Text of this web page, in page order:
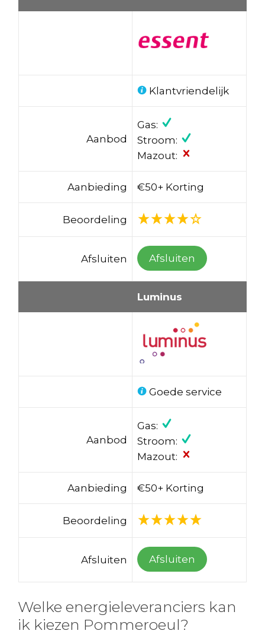
Klantvriendelijk
Aanbod
Gas:
Stroom:
Mazout:
Aanbieding €50+ Korting
Beoordeling
Afsluiten Afsluiten
Luminus
Goede service
Aanbod
Gas:
Stroom:
Mazout:
Aanbieding €50+ Korting
Beoordeling
Afsluiten Afsluiten
Welke energieleveranciers kan
ik kiezen Pommeroeul?